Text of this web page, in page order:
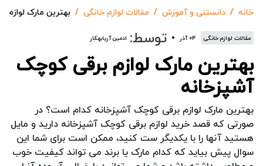
خانه دانستنی و آموزش مقالات لوازم خانگی بهترین مارک
مقالات لوازم خانگی ۰۴ آذر توسط: ادمین آریابهکار
بهترین مارک لوازم برقی کوچک
آشپزخانه
بهترین مارک لوازم برقی کوچک آشپزخانه کدام است؟ در
صورتی که قصد خرید لوازم برقی کوچک آشپزخانه دارید و مایل
هستید آنها را با یکدیگر ست کنید، ممکن است برای شما این
سوال پیش بیاید که کدام مارک یا برند می تواند کیفیت خوب